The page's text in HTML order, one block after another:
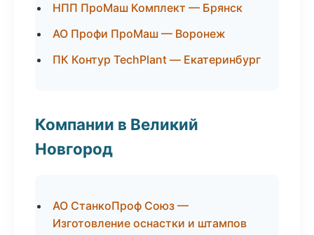
НПП ПроМаш Комплект — Брянск
АО Профи ПроМаш — Воронеж
ПК Контур TechPlant — Екатеринбург
Компании в Великий
Новгород
АО СтанкоПроф Союз —
Изготовление оснастки и штампов